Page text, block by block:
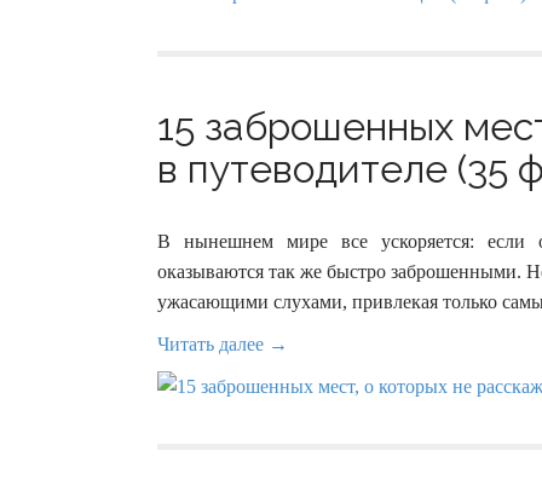
15 заброшенных
в путеводителе (35
В нынешнем мире все ускоряется: если
оказываются так же быстро заброшенными.
ужасающими слухами, привлекая только
Читать далее →